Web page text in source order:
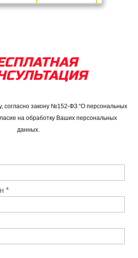
согласно закону №152-ФЗ “О персональных
на обработку Ваших персональных
данных.
*